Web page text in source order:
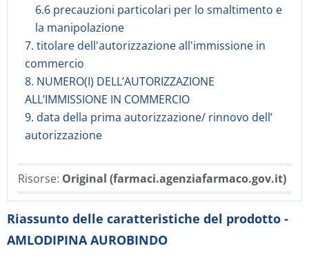
6.6 precauzioni particolari per lo smaltimento e
la manipolazione
7. titolare dell'autorizzazione all'immissione in
commercio
8. NUMERO(I) DELL’AUTORIZZAZIONE
ALL’IMMISSIONE IN COMMERCIO
9. data della prima autorizzazione/ rinnovo dell’
autorizzazione
Risorse: Original (farmaci.agenziafarmaco.gov.it)
Riassunto delle caratteristiche del prodotto -
AMLODIPINA AUROBINDO